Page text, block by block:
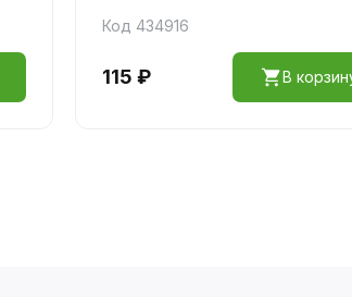
Код 434916
115 ₽ В